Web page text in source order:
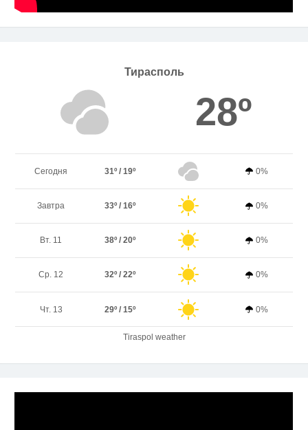
Тирасполь
28º
Сегодня 31º / 19º 0%
Завтра 33º / 16º 0%
Вт. 11 38º / 20º 0%
Ср. 12 32º / 22º 0%
Чт. 13 29º / 15º 0%
Tiraspol weather